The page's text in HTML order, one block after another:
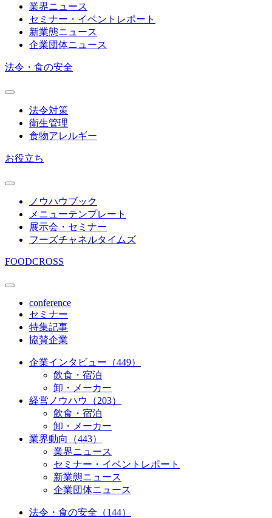
業界ニュース
セミナー・イベントレポート
新業態ニュース
企業団体ニュース
法令・食の安全
法令対策
衛生管理
食物アレルギー
お役立ち
ノウハウブック
メニューテンプレート
展示会・セミナー
フーズチャネルタイムズ
FOODCROSS
conference
セミナー
特集記事
協賛企業
企業インタビュー（449）
飲食・宿泊
卸・メーカー
経営ノウハウ（203）
飲食・宿泊
卸・メーカー
業界動向（443）
業界ニュース
セミナー・イベントレポート
新業態ニュース
企業団体ニュース
法令・食の安全（144）